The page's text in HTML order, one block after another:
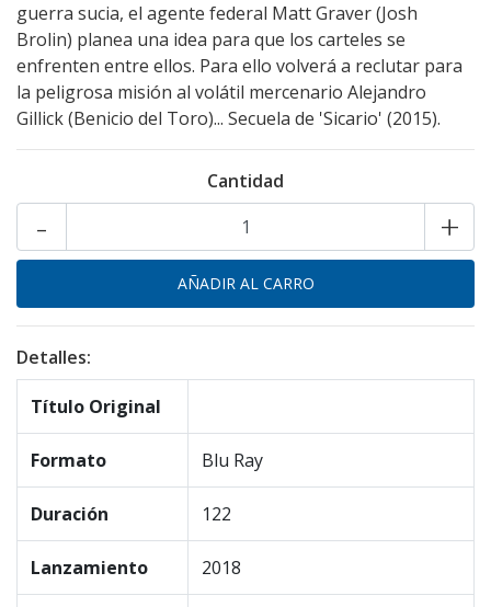
guerra sucia, el agente federal Matt Graver (Josh
Brolin) planea una idea para que los carteles se
enfrenten entre ellos. Para ello volverá a reclutar para
la peligrosa misión al volátil mercenario Alejandro
Gillick (Benicio del Toro)... Secuela de 'Sicario' (2015).
Cantidad
+
-
Detalles:
Título Original
Formato Blu Ray
Duración 122
Lanzamiento 2018